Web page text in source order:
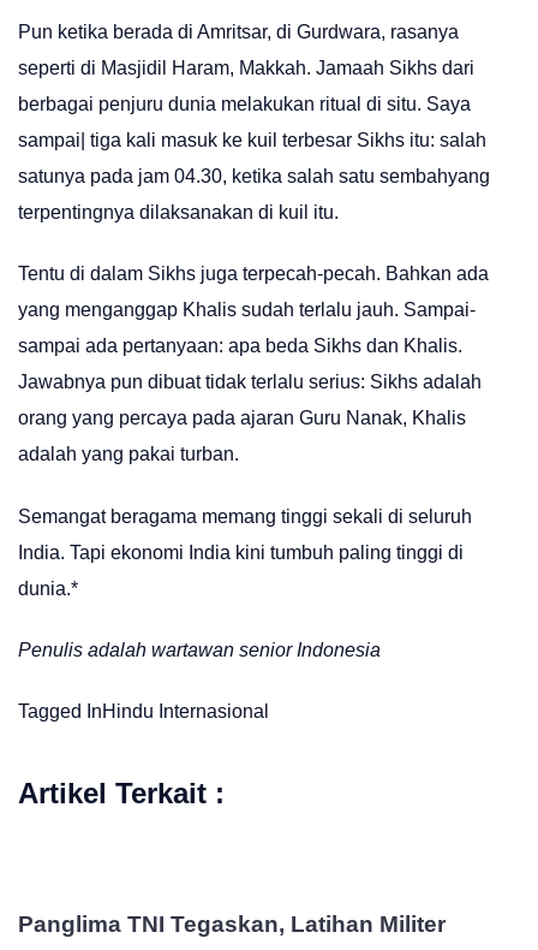
Pun ketika berada di Amritsar, di Gurdwara, rasanya
seperti di Masjidil Haram, Makkah. Jamaah Sikhs dari
berbagai penjuru dunia melakukan ritual di situ. Saya
sampai| tiga kali masuk ke kuil terbesar Sikhs itu: salah
satunya pada jam 04.30, ketika salah satu sembahyang
terpentingnya dilaksanakan di kuil itu.
Tentu di dalam Sikhs juga terpecah-pecah. Bahkan ada
yang menganggap Khalis sudah terlalu jauh. Sampai-
sampai ada pertanyaan: apa beda Sikhs dan Khalis.
Jawabnya pun dibuat tidak terlalu serius: Sikhs adalah
orang yang percaya pada ajaran Guru Nanak, Khalis
adalah yang pakai turban.
Semangat beragama memang tinggi sekali di seluruh
India. Tapi ekonomi India kini tumbuh paling tinggi di
dunia.*
Penulis adalah wartawan senior Indonesia
Tagged InHindu Internasional
Artikel Terkait :
Panglima TNI Tegaskan, Latihan Militer